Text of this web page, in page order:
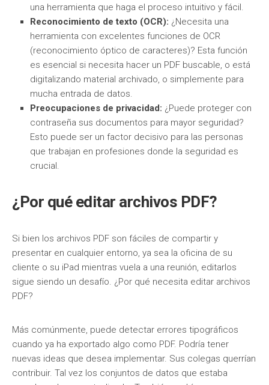
una herramienta que haga el proceso intuitivo y fácil.
Reconocimiento de texto (OCR): ¿Necesita una
herramienta con excelentes funciones de OCR
(reconocimiento óptico de caracteres)? Esta función
es esencial si necesita hacer un PDF buscable, o está
digitalizando material archivado, o simplemente para
mucha entrada de datos.
Preocupaciones de privacidad: ¿Puede proteger con
contraseña sus documentos para mayor seguridad?
Esto puede ser un factor decisivo para las personas
que trabajan en profesiones donde la seguridad es
crucial.
¿Por qué editar archivos PDF?
Si bien los archivos PDF son fáciles de compartir y
presentar en cualquier entorno, ya sea la oficina de su
cliente o su iPad mientras vuela a una reunión, editarlos
sigue siendo un desafío. ¿Por qué necesita editar archivos
PDF?
Más comúnmente, puede detectar errores tipográficos
cuando ya ha exportado algo como PDF. Podría tener
nuevas ideas que desea implementar. Sus colegas querrían
contribuir. Tal vez los conjuntos de datos que estaba